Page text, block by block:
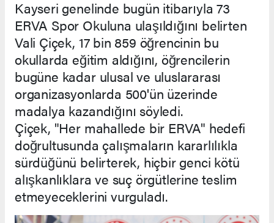
Kayseri genelinde bugün itibarıyla 73
ERVA Spor Okuluna ulaşıldığını belirten
Vali Çiçek, 17 bin 859 öğrencinin bu
okullarda eğitim aldığını, öğrencilerin
bugüne kadar ulusal ve uluslararası
organizasyonlarda 500'ün üzerinde
madalya kazandığını söyledi.
Çiçek, "Her mahallede bir ERVA" hedefi
doğrultusunda çalışmaların kararlılıkla
sürdüğünü belirterek, hiçbir genci kötü
alışkanlıklara ve suç örgütlerine teslim
etmeyeceklerini vurguladı.